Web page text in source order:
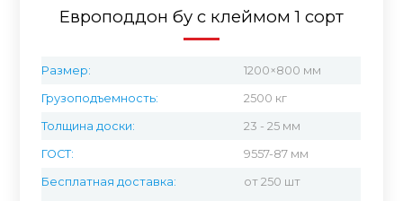
Европоддон бу с клеймом 1 сорт
Размер: 1200×800 мм
Грузоподъемность: 2500 кг
Толщина доски: 23 - 25 мм
ГОСТ: 9557-87 мм
Бесплатная доставка: от 250 шт